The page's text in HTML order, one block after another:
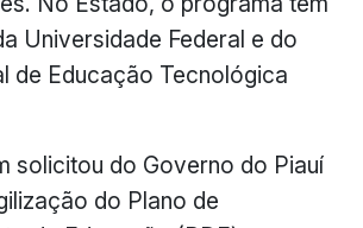
Universidade Federal e do
de Educação Tecnológica
solicitou do Governo do Piauí
do Plano de